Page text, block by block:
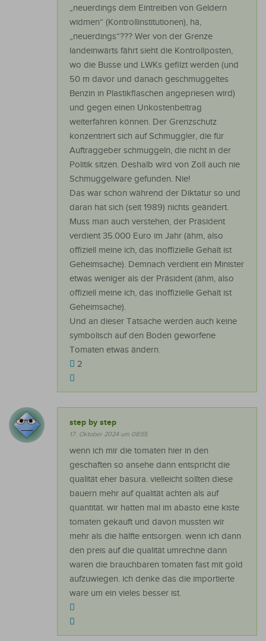
„neuerdings dem Eintreiben von Geldern
widmen“ (Kontrollinstitutionen), hä,
„neuerdings“??? Wer von der Grenze
landeinwärts fährt sieht die Kontrollposten,
wo die Busse und LWKs gefilzt werden (und
50 m davor und danach geschmuggeltes
Benzin in Plastikflaschen angepriesen wird)
und gegen einen Unkostenbeitrag
weiterfahren können. Der Grenzschutz
konzentriert sich auf Schmuggler, die für
Auftraggeber schmuggeln, die nicht in der
Politik sitzen. Deshalb wird von Zoll auch nie
Schmuggelware gefunden. Nie!
Das war schon während der Diktatur so und
daran hat sich (seit 1989) nichts geändert.
Muss man auch verstehen, der Präsident
verdient 35.000 Euro im Jahr (ähm, also
offiziell meine ich, das inoffizielle Gehalt ist
Geheimsache). Demnach verdient ein Minister
etwas weniger als der Präsident (ähm, also
offiziell meine ich, das inoffizielle Gehalt ist
Geheimsache).
Und an dieser Tatsache werden auch keine
symbolisch auf den Boden geworfene
Tomaten etwas ändern.
2
step by step
17. Oktober 2024 um 08:55
wenn ich mir die tomaten hier in den
geschaften so ansehe dann entspricht die
qualität eher basura. vielleicht sollten diese
bauern mehr auf qualität achten als auf
quantität. wir hatten mal im abasto eine kiste
tomaten gekauft und davon mussten wir
mehr als die hälfte entsorgen. wenn ich dann
den preis auf die qualität umrechne dann
waren die brauchbaren tomaten fast mit gold
aufzuwiegen. ich denke das die importierte
ware um ein vieles besser ist.